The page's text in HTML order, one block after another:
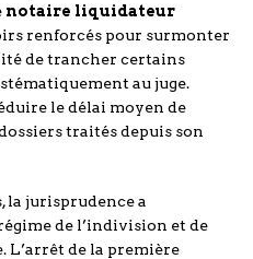
notaire liquidateur
renforcés pour surmonter
de trancher certains
au juge.
le délai moyen de
traités depuis son
la jurisprudence a
de l’indivision et de
L’arrêt de la première